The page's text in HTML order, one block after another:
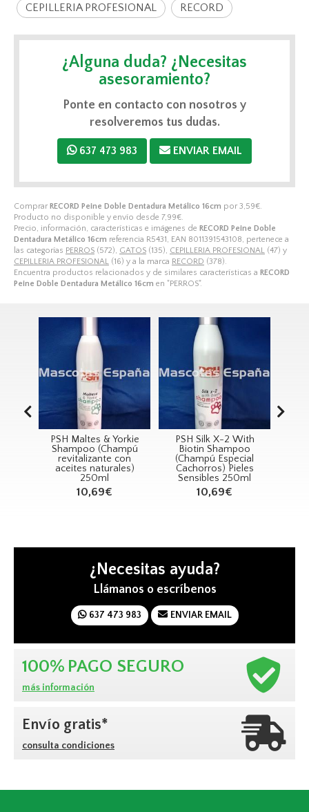
Comprar RECORD Peine Doble Dentadura Metálico 16cm por 3,59€
Producto no disponible y envío desde 7,99€
Precio, información, características e imágenes de RECORD Peine Doble
Dentadura Metálico 16cm referencia R5431, EAN 8011391543108, pertenece a
las categorías PERROS (572), GATOS (135), CEPILLERIA PROFESIONAL
(47) y
CEPILLERIA PROFESIONAL
(16) y a la marca RECORD (378).
Encuentra productos relacionados y de similares características a RECORD
Peine Doble Dentadura Metálico 16cm en "PERROS".
CEPILLERIA PROFESIONAL RECORD
¿Alguna duda? ¿Necesitas
asesoramiento?
Ponte en contacto con nosotros y
resolveremos tus dudas.
637 473 983 ENVIAR EMAIL
PSH Maltes & Yorkie
Shampoo (Champú
revitalizante con
aceites naturales)
250ml
10,69€
PSH Silk X-2 With
Biotin Shampoo
(Champú Especial
Cachorros) Pieles
Sensibles 250ml
10,69€
¿Necesitas ayuda?
Llámanos o escríbenos
637 473 983 ENVIAR EMAIL
100% PAGO SEGURO
más información
Envío gratis*
consulta condiciones